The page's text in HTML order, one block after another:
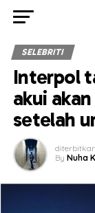
SELEBRITI
Interpol
akui
setelah
diterbitkan
By Nuha